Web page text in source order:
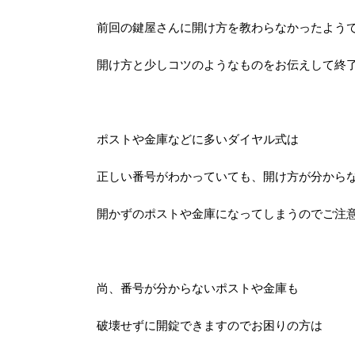
前回の鍵屋さんに開け方を教わらなかったよう
開け方と少しコツのようなものをお伝えして終了
ポストや金庫などに多いダイヤル式は
正しい番号がわかっていても、開け方が分から
開かずのポストや金庫になってしまうのでご注
尚、番号が分からないポストや金庫も
破壊せずに開錠できますのでお困りの方は